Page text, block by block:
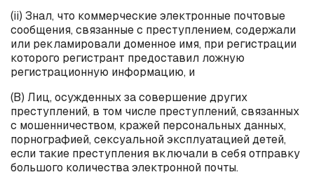
(ii) Знал, что коммерческие электронные почтовые
сообщения, связанные с преступлением, содержали
или рекламировали доменное имя, при регистрации
которого регистрант предоставил ложную
регистрационную информацию, и
(B) Лиц, осужденных за совершение других
преступлений, в том числе преступлений, связанных
с мошенничеством, кражей персональных данных,
порнографией, сексуальной эксплуатацией детей,
если такие преступления включали в себя отправку
большого количества электронной почты.